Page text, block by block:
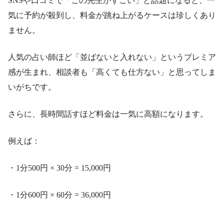
気に予約が殺到し、料金が跳ね上がるケースは珍しくあり
ません。
人気の占い師ほど「並ばないと入れない」というプレミア
感が生まれ、相談者も「高くても仕方ない」と思ってしま
いがちです。
さらに、長時間話すほど料金は一気に高額になります。
例えば：
・1分500円 × 30分 = 15,000円
・1分600円 × 60分 = 36,000円